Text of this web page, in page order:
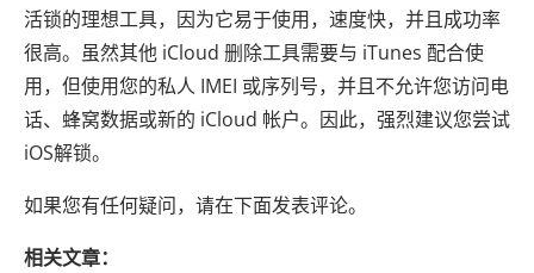
活锁的理想工具，因为它易于使用，速度快，并且成功率
很高。虽然其他 iCloud 删除工具需要与 iTunes 配合使
用，但使用您的私人 IMEI 或序列号，并且不允许您访问电
话、蜂窝数据或新的 iCloud 帐户。因此，强烈建议您尝试
iOS解锁。
如果您有任何疑问，请在下面发表评论。
相关文章：